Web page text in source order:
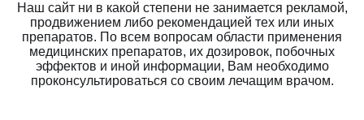
Наш сайт ни в какой степени не занимается рекламой,
продвижением либо рекомендацией тех или иных
препаратов. По всем вопросам области применения
медицинских препаратов, их дозировок, побочных
эффектов и иной информации, Вам необходимо
проконсультироваться со своим лечащим врачом.